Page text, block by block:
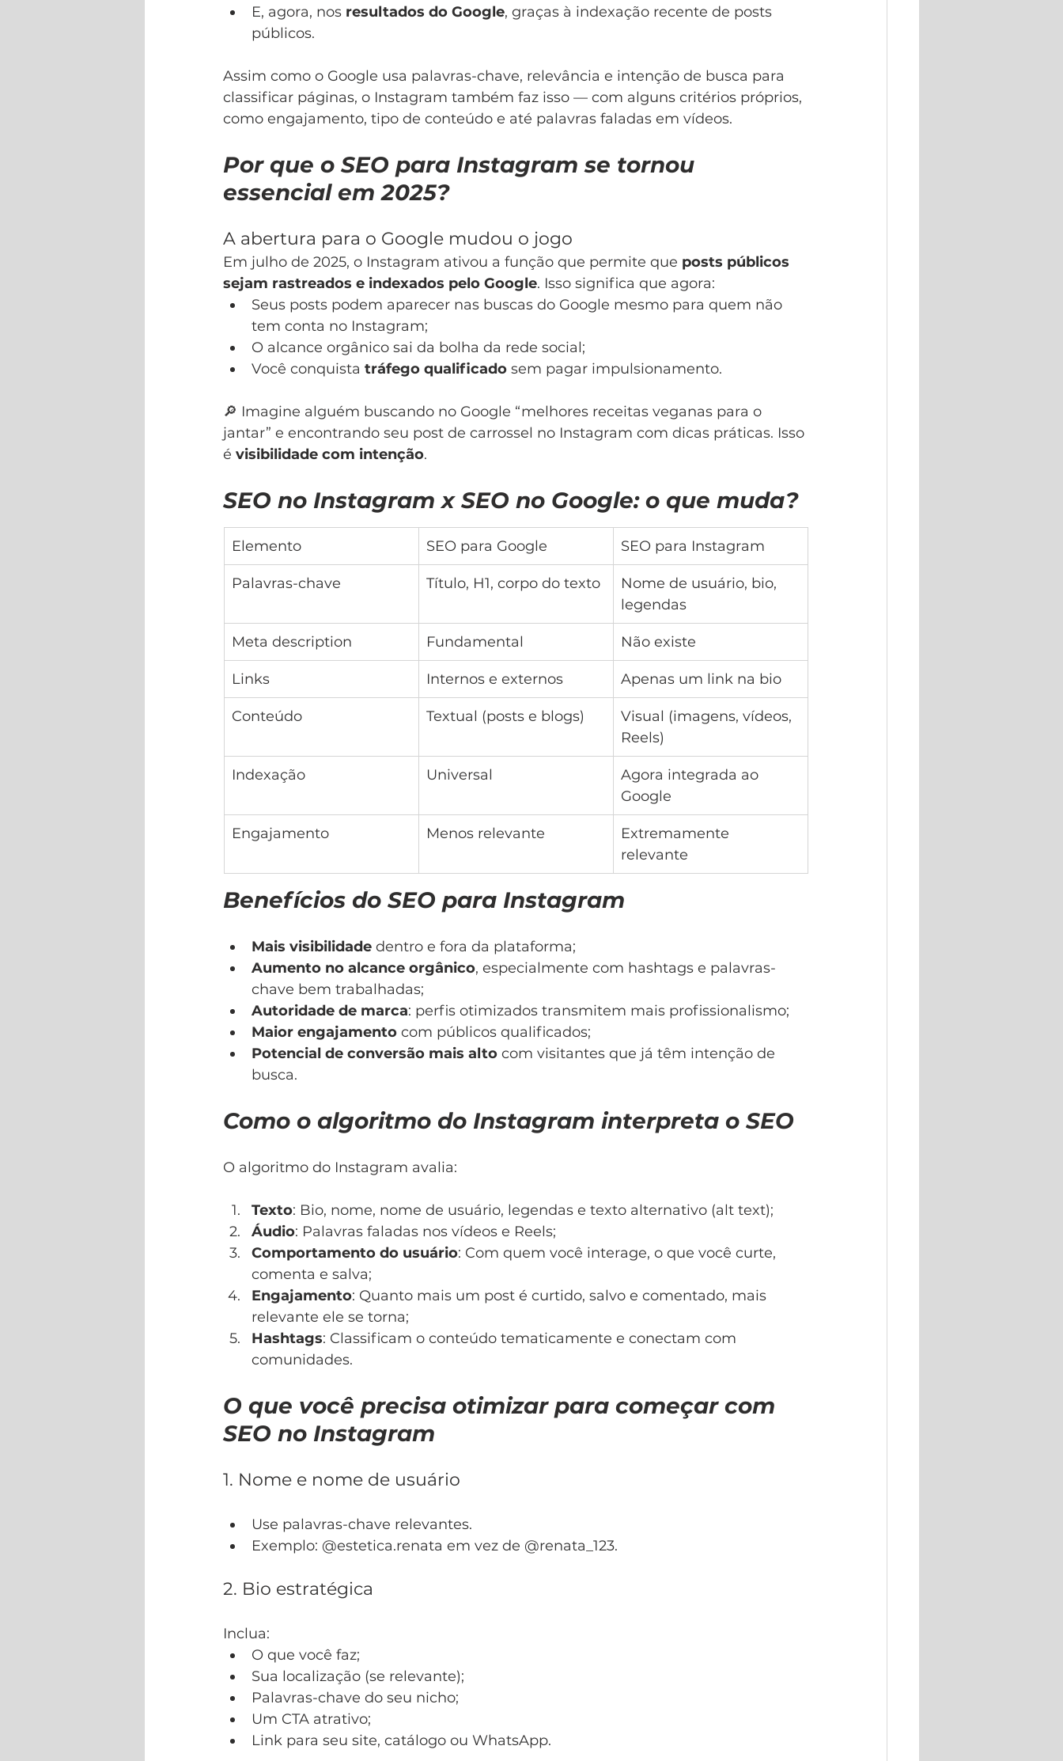
E, agora, nos resultados do Google, graças à indexação recente de posts
públicos.
Assim como o Google usa palavras-chave, relevância e intenção de busca para
classificar páginas, o Instagram também faz isso — com alguns critérios próprios,
como engajamento, tipo de conteúdo e até palavras faladas em vídeos.
Por que o SEO para Instagram se tornou
essencial em 2025?
A abertura para o Google mudou o jogo
Em julho de 2025, o Instagram ativou a função que permite que posts públicos
sejam rastreados e indexados pelo Google. Isso significa que agora:
Seus posts podem aparecer nas buscas do Google mesmo para quem não
tem conta no Instagram;
O alcance orgânico sai da bolha da rede social;
Você conquista tráfego qualificado sem pagar impulsionamento.
🔎 Imagine alguém buscando no Google “melhores receitas veganas para o
jantar” e encontrando seu post de carrossel no Instagram com dicas práticas. Isso
é visibilidade com intenção.
SEO no Instagram x SEO no Google: o que muda?
Elemento SEO para Google SEO para Instagram
Palavras-chave Título, H1, corpo do texto
Nome de usuário, bio,
legendas
Meta description Fundamental Não existe
Links Internos e externos Apenas um link na bio
Conteúdo Textual (posts e blogs)
Visual (imagens, vídeos,
Reels)
Indexação Universal
Agora integrada ao
Google
Engajamento Menos relevante
Extremamente
relevante
Benefícios do SEO para Instagram
Mais visibilidade dentro e fora da plataforma;
Aumento no alcance orgânico, especialmente com hashtags e palavras-
chave bem trabalhadas;
Autoridade de marca: perfis otimizados transmitem mais profissionalismo;
Maior engajamento com públicos qualificados;
Potencial de conversão mais alto com visitantes que já têm intenção de
busca.
Como o algoritmo do Instagram interpreta o SEO
O algoritmo do Instagram avalia:
Texto: Bio, nome, nome de usuário, legendas e texto alternativo (alt text);
Áudio: Palavras faladas nos vídeos e Reels;
Comportamento do usuário: Com quem você interage, o que você curte,
comenta e salva;
Engajamento: Quanto mais um post é curtido, salvo e comentado, mais
relevante ele se torna;
Hashtags: Classificam o conteúdo tematicamente e conectam com
comunidades.
O que você precisa otimizar para começar com
SEO no Instagram
1. Nome e nome de usuário
Use palavras-chave relevantes.
Exemplo: @estetica.renata em vez de @renata_123.
2. Bio estratégica
Inclua:
O que você faz;
Sua localização (se relevante);
Palavras-chave do seu nicho;
Um CTA atrativo;
Link para seu site, catálogo ou WhatsApp.